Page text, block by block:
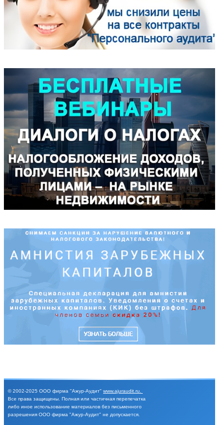
© 2002-2025 ООО фирма "Ажур-Аудит" www.ajuraudit.ru
Все права защищены. Полная или частичная перепечатка
либо иное использование материалов без письменного
разрешения ООО фирма "Ажур-Аудит" не допускается.